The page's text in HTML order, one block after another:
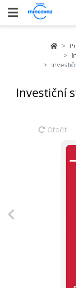
Investiční
Otočit
Previous